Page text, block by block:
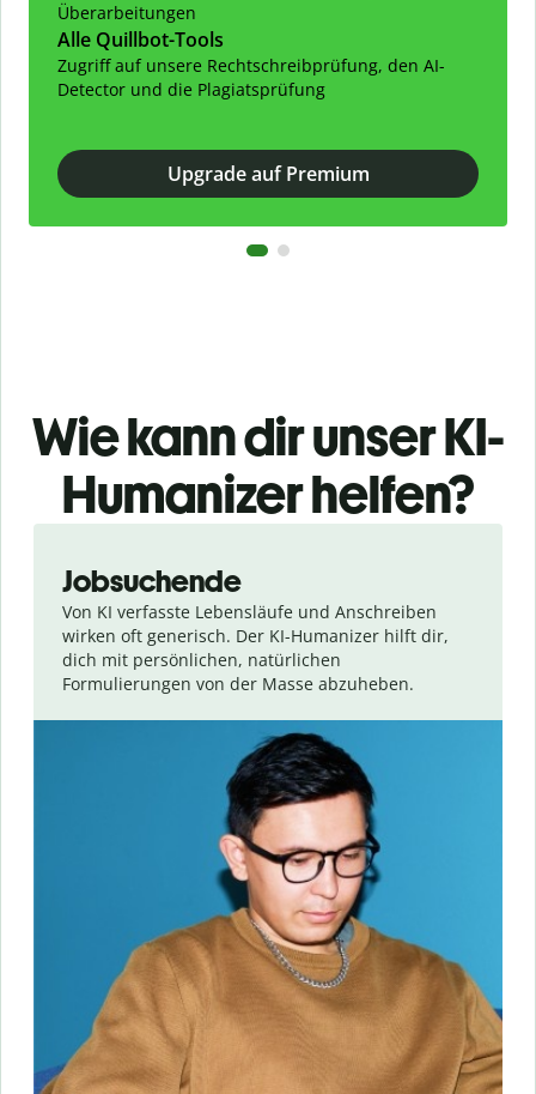
Überarbeitungen
Alle Quillbot-Tools
Zugriff auf unsere Rechtschreibprüfung, den AI-
Detector und die Plagiatsprüfung
Upgrade auf Premium
Wie kann dir unser KI-
Humanizer helfen?
Jobsuchende
Von KI verfasste Lebensläufe und Anschreiben
wirken oft generisch. Der KI-Humanizer hilft dir,
dich mit persönlichen, natürlichen
Formulierungen von der Masse abzuheben.